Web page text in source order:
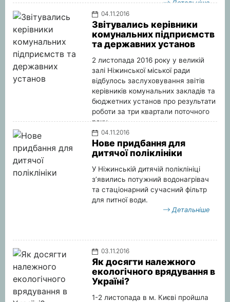
Детальніше
04.11.2016
Звітувались керівники
комунальних підприємств
та державних установ
2 листопада 2016 року у великій
залі Ніжинської міської ради
відбулось заслуховування звітів
керівників комунальних закладів та
бюджетних установ про результати
роботи за три квартали поточного
року.
04.11.2016
Нове придбання для
дитячої поліклініки
У Ніжинській дитячій поліклініці
з’явились потужний водонагрівач
та стаціонарний сучасний фільтр
для питної води.
Детальніше
03.11.2016
Як досягти належного
екологічного врядування в
Україні?
1-2 листопада в м. Києві пройшла